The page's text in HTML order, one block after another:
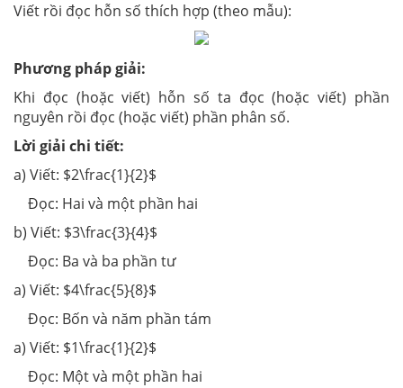
Viết rồi đọc hỗn số thích hợp (theo mẫu):
Phương pháp giải:
Khi đọc (hoặc viết) hỗn số ta đọc (hoặc viết) phần
nguyên rồi đọc (hoặc viết) phần phân số.
Lời giải chi tiết:
a) Viết: $2\frac{1}{2}$
Đọc: Hai và một phần hai
b) Viết: $3\frac{3}{4}$
Đọc: Ba và ba phần tư
a) Viết: $4\frac{5}{8}$
Đọc: Bốn và năm phần tám
a) Viết: $1\frac{1}{2}$
Đọc: Một và một phần hai